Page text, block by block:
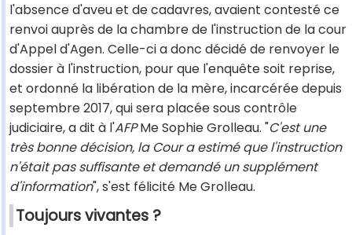
l'absence d'aveu et de cadavres, avaient contesté ce
renvoi auprès de la chambre de l'instruction de la cour
d'Appel d'Agen. Celle-ci a donc décidé de renvoyer le
dossier à l'instruction, pour que l'enquête soit reprise,
et ordonné la libération de la mère, incarcérée depuis
septembre 2017, qui sera placée sous contrôle
judiciaire, a dit à l'AFPMe Sophie Grolleau. "C'est une
très bonne décision, la Cour a estimé que l'instruction
n'était pas suffisante et demandé un supplément
d'information", s'est félicité Me Grolleau.
Toujours vivantes ?